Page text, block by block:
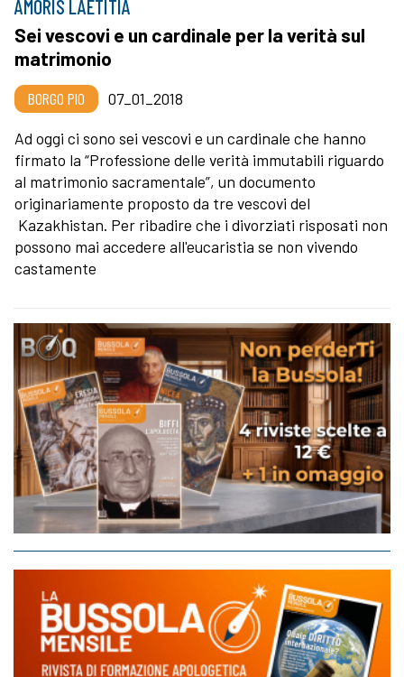
AMORIS LAETITIA
Sei vescovi e un cardinale per la verità sul
matrimonio
BORGO PIO
07_01_2018
Ad oggi ci sono sei vescovi e un cardinale che hanno
firmato la “Professione delle verità immutabili riguardo
al matrimonio sacramentale”, un documento
originariamente proposto da tre vescovi del
Kazakhistan. Per ribadire che i divorziati risposati non
possono mai accedere all'eucaristia se non vivendo
castamente